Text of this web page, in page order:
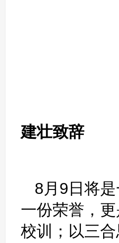
建壮致辞
8月9日将
一份荣誉，
校训；以三